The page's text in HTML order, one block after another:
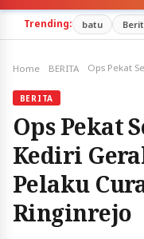
Trending: batu
Home BERITA
BERITA
Ops Pekat
Kediri
Pelaku
Ringinrejo